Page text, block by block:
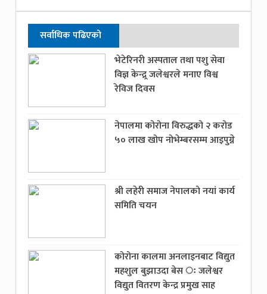
सर्वाधिक पढिएको
भेटेरिनरी अस्पताल तथा पशु सेवा
विज्ञ केन्द्र्र जलेश्वरले मनाए विश्व
रेविज दिवस
नेपालमा कोरोना विरुद्धको २ करोड
५० लाख खोप नोभेम्बरसम्म आइपुग्ने
श्री लहेरी समाज नेपालको नयां कार्य
समिति चयन
कोरोना कालमा अनलाइनबाट विद्युत
महशुल बुझाउदा बेस ः जलेश्वर
विद्युत वितरण केन्द्र प्रमुख साह